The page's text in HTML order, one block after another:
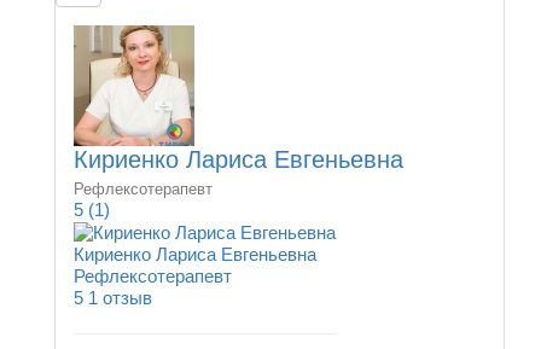
Кириенко Лариса Евгеньевна
Рефлексотерапевт
5 (1)
Кириенко Лариса Евгеньевна
Рефлексотерапевт
5 1 отзыв